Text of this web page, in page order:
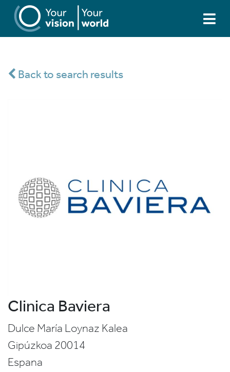
Back to search results
Clinica Baviera
Dulce María Loynaz Kalea
Gipúzkoa 20014
Espana